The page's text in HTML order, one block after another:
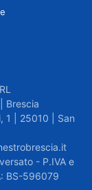
Brescia
1 | 25010 | San
- P.IVA e
BS-596079